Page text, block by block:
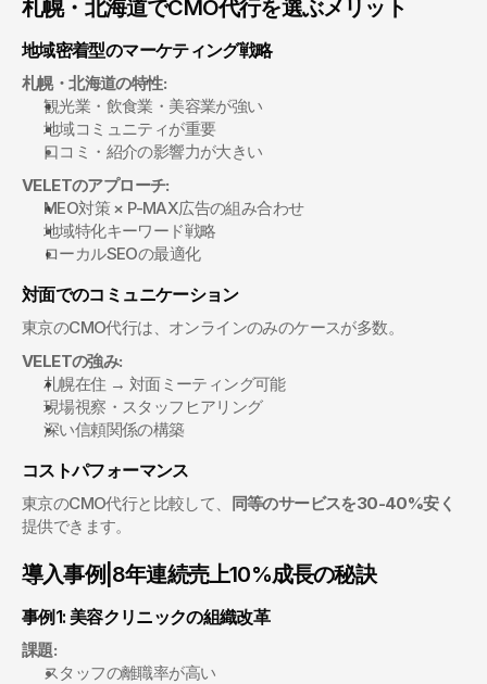
札幌・北海道でCMO代行を選ぶメリット
地域密着型のマーケティング戦略
札幌・北海道の特性:
観光業・飲食業・美容業が強い
地域コミュニティが重要
口コミ・紹介の影響力が大きい
VELETのアプローチ:
MEO対策 × P-MAX広告の組み合わせ
地域特化キーワード戦略
ローカルSEOの最適化
対面でのコミュニケーション
東京のCMO代行は、オンラインのみのケースが多数。
VELETの強み:
札幌在住 → 対面ミーティング可能
現場視察・スタッフヒアリング
深い信頼関係の構築
コストパフォーマンス
東京のCMO代行と比較して、 同等のサービスを30-40%安く
提供できます。
導入事例|8年連続売上10%成長の秘訣
事例1: 美容クリニックの組織改革
課題:
スタッフの離職率が高い